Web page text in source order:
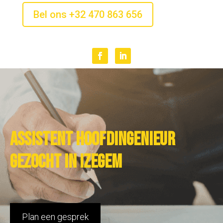
Bel ons +32 470 863 656
Assistent hoofdingenieur
gezocht in Izegem
Plan een gesprek